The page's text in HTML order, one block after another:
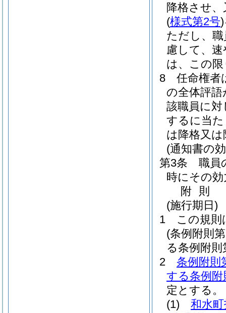
降格させ
(様式第2号)
ただし、
慮して、
は、この
8
任命権者
の全体評
該職員に
するに当
は降格又
(通知書の
第3条
職員
時にその
附 則
(施行期日)
1
この規則
(条例附則
る条例附
2
条例附則
する条例附
定とする。
(1)
和水